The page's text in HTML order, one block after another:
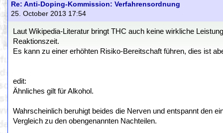
Re: Anti-Doping-Kommission: Verfahrensordnung
25. October 2013 17:54
Laut Wikipedia-Literatur bringt THC auch keine wirkliche
Reaktionszeit.
Es kann zu einer erhöhten Risiko-Bereitschaft führen, dies ist
edit:
Ähnliches gilt für Alkohol.
Wahrscheinlich beruhigt beides die Nerven und entspannt den
Vergleich zu den obengenannten Nachteilen.